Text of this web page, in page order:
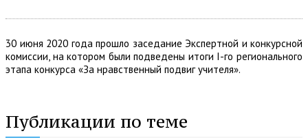
30 июня 2020 года прошло заседание Экспертной и конкурсной
комиссии, на котором были подведены итоги I-го регионального
этапа конкурса «За нравственный подвиг учителя».
Публикации по теме